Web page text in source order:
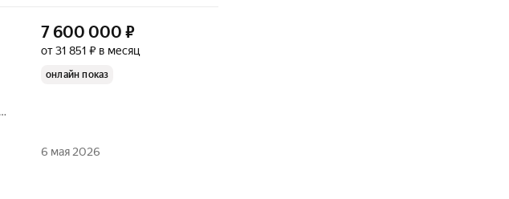
7 600 000 ₽
от 31 851 ₽ в месяц
онлайн показ
6 мая 2026